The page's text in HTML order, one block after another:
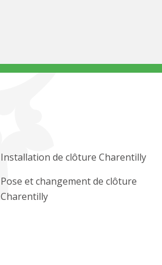
Installation de clôture Charentilly
Pose et changement de clôture
Charentilly